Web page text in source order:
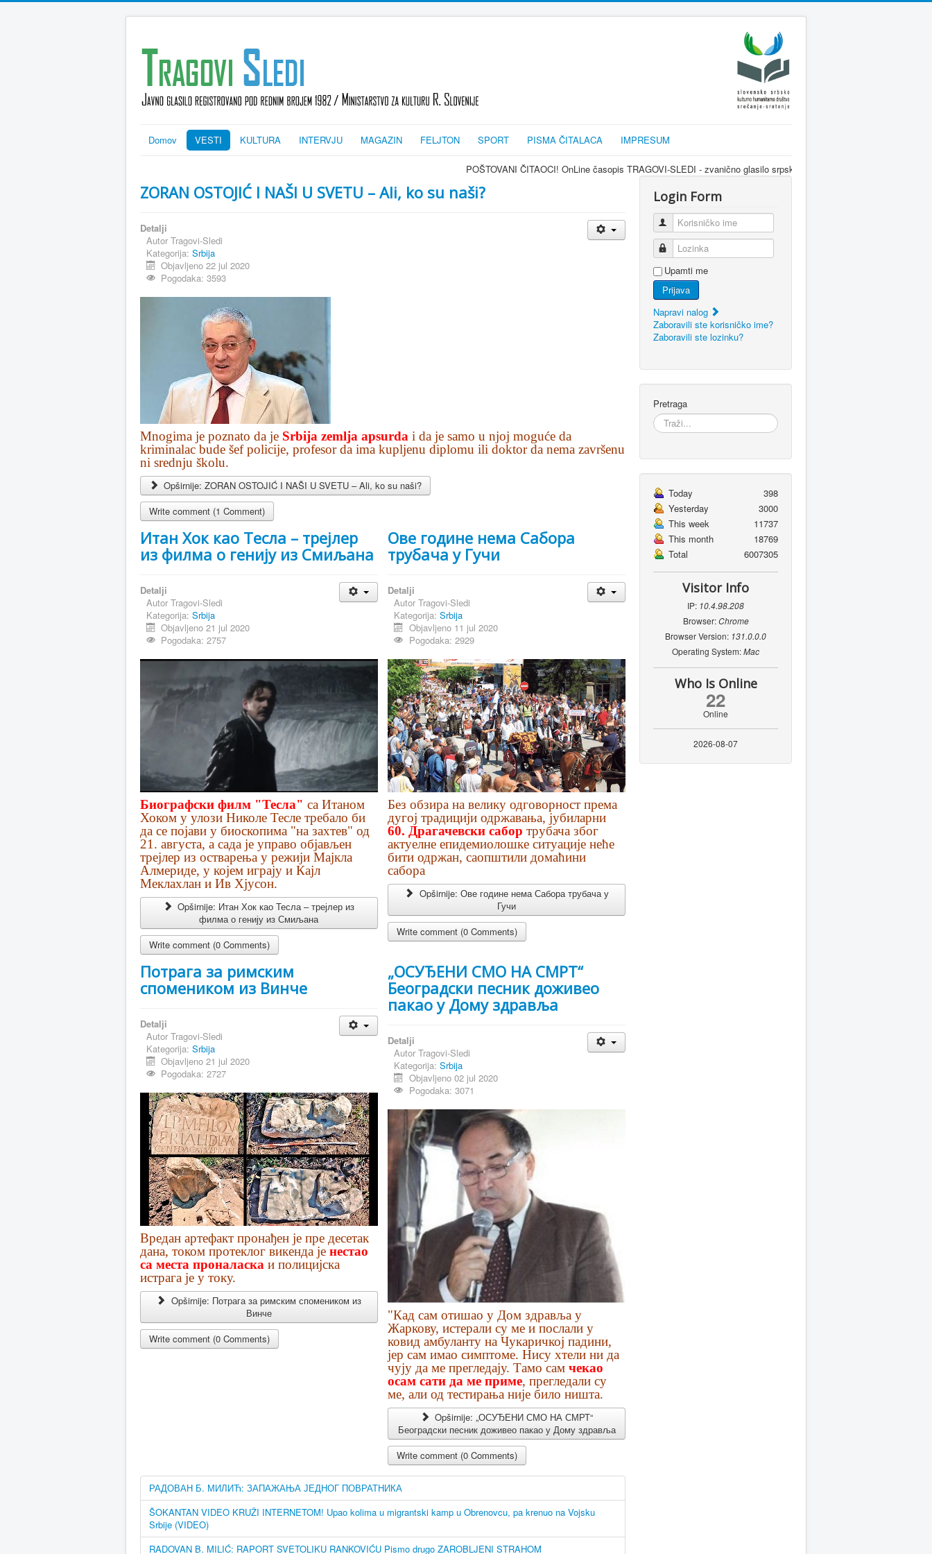
Domov VESTI KULTURA INTERVJU MAGAZIN FELJTON SPORT PISMA ČITALACA IMPRESUM
POŠTOVANI ČITAOCI! OnLine časopis TRAGOVI-SLEDI - zvanično glasilo srpske dijaspore za informisanje Srba u
ZORAN OSTOJIĆ I NAŠI U SVETU – Ali, ko su naši?
Detalji
Autor Tragovi-Sledi
Kategorija: Srbija
Objavljeno 22 jul 2020
Pogodaka: 3593
Mnogima je poznato da je Srbija zemlja apsurda i da je samo u njoj moguće da
kriminalac bude šef policije, profesor da ima kupljenu diplomu ili doktor da nema završenu
ni srednju školu.
Opširnije: ZORAN OSTOJIĆ I NAŠI U SVETU – Ali, ko su naši?
Write comment (1 Comment)
Итан Хок као Тесла – трејлер
из филма о генију из Смиљана
Detalji
Autor Tragovi-Sledi
Kategorija: Srbija
Objavljeno 21 jul 2020
Pogodaka: 2757
Биографски филм "Тесла" са Итаном
Хоком у улози Николе Тесле требало би
да се појави у биоскопима "на захтев" од
21. августа, а сада је управо објављен
трејлер из остварења у режији Мајкла
Алмериде, у којем играју и Кајл
Меклахлан и Ив Хјусон.
Opširnije: Итан Хок као Тесла – трејлер из
филма о генију из Смиљана
Write comment (0 Comments)
Ове године нема Сабора
трубача у Гучи
Detalji
AutorTragovi-Sledi
Kategorija:Srbija
Objavljeno 11 jul 2020
Pogodaka: 2929
Без обзира на велику одговорност према
дугој традицији одржавања, јубиларни
60. Драгачевски сабор трубача због
актуелне епидемиолошке ситуације неће
бити одржан, саопштили домаћини
сабора
Opširnije: Ове године нема Сабора трубача у
Гучи
Write comment (0 Comments)
Потрага за римским
спомеником из Винче
Detalji
Autor Tragovi-Sledi
Kategorija: Srbija
Objavljeno 21 jul 2020
Pogodaka: 2727
Вредан артефакт пронађен је пре десетак
дана, током протеклог викенда је нестао
са места проналаска и полицијска
истрага је у току.
Opširnije: Потрага за римским спомеником из
Винче
Write comment (0 Comments)
„ОСУЂЕНИ СМО НА СМРТ“
Београдски песник доживео
пакао у Дому здравља
Detalji
AutorTragovi-Sledi
Kategorija:Srbija
Objavljeno 02 jul 2020
Pogodaka: 3071
"Кад сам отишао у Дом здравља у
Жаркову, истерали су ме и послали у
ковид амбуланту на Чукаричкој падини,
јер сам имао симптоме. Нису хтели ни да
чују да ме прегледају. Тамо самчекао
осам сати да ме приме, прегледали су
ме, али од тестирања није било ништа.
Opširnije: „ОСУЂЕНИ СМО НА СМРТ“
Београдски песник доживео пакао у Дому здравља
Write comment (0 Comments)
РАДОВАН Б. МИЛИЋ: ЗАПАЖАЊА ЈЕДНОГ ПОВРАТНИКА
ŠOKANTAN VIDEO KRUŽI INTERNETOM! Upao kolima u migrantski kamp u Obrenovcu, pa krenuo na Vojsku
Srbije (VIDEO)
RADOVAN B. MILIĆ: RAPORT SVETOLIKU RANKOVIĆU Pismo drugo ZAROBLJENI STRAHOM
Login Form
Korisničko ime
Lozinka
Upamti me
Prijava
Napravi nalog
Zaboravili ste korisničko ime?
Zaboravili ste lozinku?
Pretraga
Today
398
Yesterday
3000
This week
11737
This month
18769
Total
6007305
Visitor Info
IP: 10.4.98.208
Browser:Chrome
Browser Version: 131.0.0.0
Operating System:Mac
Who Is Online
22
Online
2026-08-07